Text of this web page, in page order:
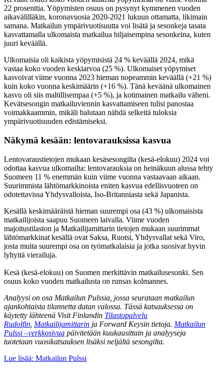
22 prosenttia. Yöpymisten osuus on pysynyt kymmenen vuoden
aikavälilläkin, koronavuosia 2020-2021 lukuun ottamatta, likimain
samana. Matkailun ympärivuotisuutta voi lisätä ja sesonkeja tasata
kasvattamalla ulkomaista matkailua hiljaisempina sesonkeina, kuten
juuri keväällä.
Ulkomaisia oli kaikista yöpymisistä 24 % keväällä 2024, mikä
vastaa koko vuoden keskiarvoa (25 %). Ulkomaiset yöpymiset
kasvoivat viime vuonna 2023 hieman nopeammin keväällä (+21 %)
kuin koko vuonna keskimäärin (+16 %). Tänä keväänä ulkomainen
kasvu oli siis maltillisempaa (+5 %), ja kotimainen matkailu väheni.
Kevätsesongin matkailuviennin kasvattamiseen tulisi panostaa
voimakkaammin, mikäli halutaan nähdä selkeitä tuloksia
ympärivuotisuuden edistämiseksi.
Näkymä kesään: lentovarauksissa kasvua
Lentovaraustietojen mukaan kesäsesongilta (kesä-elokuu) 2024 voi
odottaa kasvua ulkomailta: lentovarauksia on heinäkuun alussa tehty
Suomeen 11 % enemmän kuin viime vuonna vastaavaan aikaan.
Suurimmista lähtömarkkinoista eniten kasvua edellisvuoteen on
odotettavissa Yhdysvalloista, Iso-Britanniasta sekä Japanista.
Kesällä keskimääräistä hieman suurempi osa (43 %) ulkomaisista
matkailijoista saapuu Suomeen laivalla. Viime vuoden
majoitustilaston ja Matkailijamittarin tietojen mukaan suurimmat
lähtömarkkinat kesällä ovat Saksa, Ruotsi, Yhdysvallat sekä Viro,
josta muita suurempi osa on työmatkalaisia ja jotka suosivat hyvin
lyhyitä vierailuja.
Kesä (kesä-elokuu) on Suomen merkittävin matkailusesonki. Sen
osuus koko vuoden matkailusta on runsas kolmannes.
Analyysi on osa Matkailun Pulssia, jossa seurataan matkailun
ajankohtaista tilannetta datan valossa. Tässä katsauksessa on
käytetty lähteenä Visit Finlandin Tilastopalvelu
Rudolfin Matkailijamittarin ja Forward Keysin tietoja. Matkailun
Pulssi –verkkosivua päivitetään kuukausittain ja analyyseja
tuotetaan vuosikatsauksen lisäksi neljältä sesongilta.
Lue lisää: Matkailun Pulssi